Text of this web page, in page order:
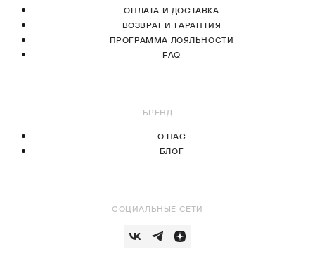
СОЦИАЛЬНЫЕ СЕТИ
ОПЛАТА И ДОСТАВКА
ВОЗВРАТ И ГАРАНТИЯ
ПРОГРАММА ЛОЯЛЬНОСТИ
FAQ
БРЕНД
О НАС
БЛОГ